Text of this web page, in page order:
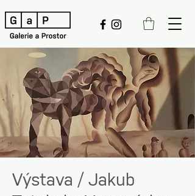
Výstava / Jakub